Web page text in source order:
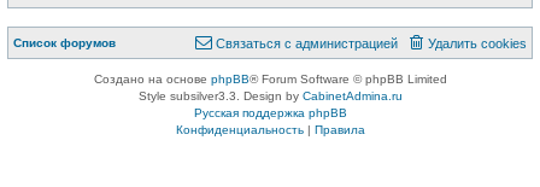
Список форумов Удалить cookies
Связаться с администрацией
Создано на основе phpBB® Forum Software © phpBB Limited
Style subsilver3.3. Design by CabinetAdmina.ru
Русская поддержка phpBB
Конфиденциальность| Правила